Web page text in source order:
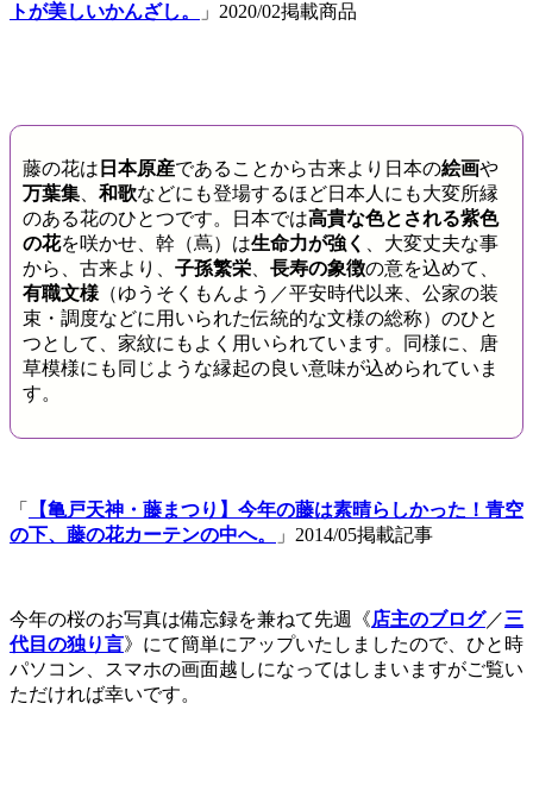
トが美しいかんざし。
」2020/02掲載商品
藤の花は 日本原産であることから古来より日本の絵画や
万葉集、 和歌などにも登場するほど日本人にも大変所縁
のある花のひとつです。日本では高貴な色とされる紫色
の花を咲かせ、幹（蔦）は生命力が強く 、大変丈夫な事
から、古来より、 子孫繁栄、 長寿の象徴の意を込めて、
有職文様（ゆうそくもんよう／平安時代以来、公家の装
束・調度などに用いられた伝統的な文様の総称）のひと
つとして、家紋にもよく用いられています。同様に、唐
草模様にも同じような縁起の良い意味が込められていま
す。
「
【亀戸天神・藤まつり】今年の藤は素晴らしかった！青空
の下、藤の花カーテンの中へ。
」2014/05掲載記事
今年の桜のお写真は備忘録を兼ねて先週《店主のブログ／三
代目の独り言》にて簡単にアップいたしましたので、ひと時
パソコン、スマホの画面越しになってはしまいますがご覧い
ただければ幸いです。